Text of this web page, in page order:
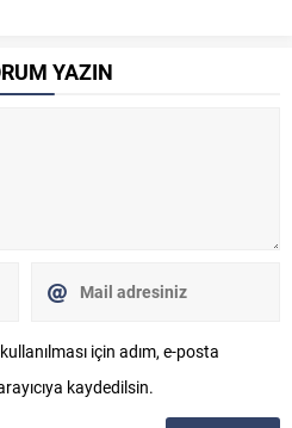
YAZIN
için adım, e-posta
kaydedilsin.